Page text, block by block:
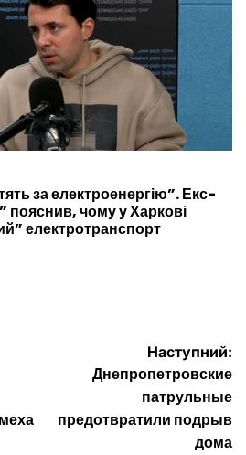
за електроенергію”. Екс-
пояснив, чому у Харкові
електротранспорт
Наступний:
Днепропетровские
патрульные
предотвратили подрыв
дома